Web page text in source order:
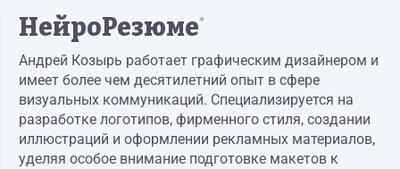
НейроРезюме*
Андрей Козырь работает графическим дизайнером и
имеет более чем десятилетний опыт в сфере
визуальных коммуникаций. Специализируется на
разработке логотипов, фирменного стиля, создании
иллюстраций и оформлении рекламных материалов,
уделяя особое внимание подготовке макетов к